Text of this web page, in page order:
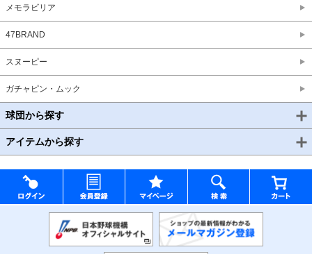
メモラビリア
47BRAND
スヌーピー
ガチャピン・ムック
球団から探す
アイテムから探す